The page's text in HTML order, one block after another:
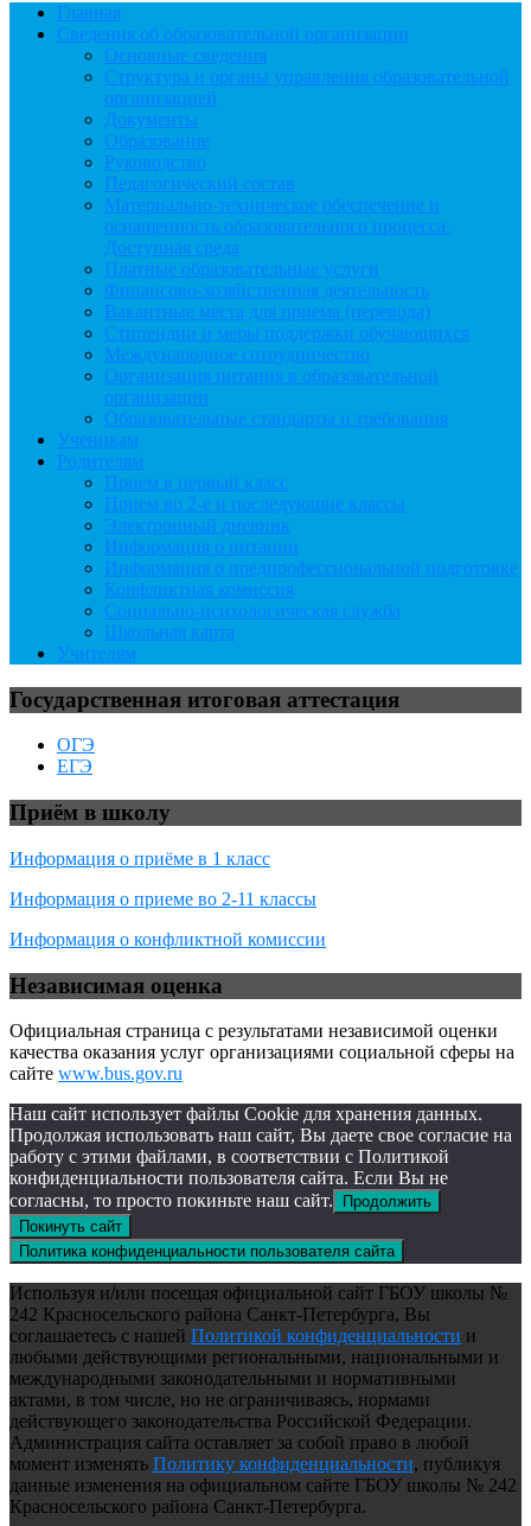
Главная
Сведения об образовательной организации
Основные сведения
Структура и органы управления образовательной
организацией
Документы
Образование
Руководство
Педагогический состав
Материально-техническое обеспечение и
оснащенность образовательного процесса.
Доступная среда
Платные образовательные услуги
Финансово-хозяйственная деятельность
Вакантные места для приема (перевода)
Стипендии и меры поддержки обучающихся
Международное сотрудничество
Организация питания в образовательной
организации
Образовательные стандарты и требования
Ученикам
Родителям
Прием в первый класс
Прием во 2-е и последующие классы
Электронный дневник
Информация о питании
Информация о предпрофессиональной подготовке
Конфликтная комиссия
Социально-психологическая служба
Школьная карта
Учителям
Государственная итоговая аттестация
ОГЭ
ЕГЭ
Приём в школу
Информация о приёме в 1 класс
Информация о приеме во 2-11 классы
Информация о конфликтной комиссии
Независимая оценка
Официальная страница с результатами независимой оценки
качества оказания услуг организациями социальной сферы на
сайте www.bus.gov.ru
Наш сайт использует файлы Cookie для хранения данных.
Продолжая использовать наш сайт, Вы даете свое согласие на
работу с этими файлами, в соответствии с Политикой
конфиденциальности пользователя сайта. Если Вы не
согласны, то просто покиньте наш сайт.
Продолжить
Покинуть сайт
Политика конфиденциальности пользователя сайта
Используя и/или посещая официальной сайт ГБОУ школы №
242 Красносельского района Санкт-Петербурга, Вы
соглашаетесь с нашей Политикой конфиденциальности и
любыми действующими региональными, национальными и
международными законодательными и нормативными
актами, в том числе, но не ограничиваясь, нормами
действующего законодательства Российской Федерации.
Администрация сайта оставляет за собой право в любой
момент изменять Политику конфиденциальности, публикуя
данные изменения на официальном сайте ГБОУ школы № 242
Красносельского района Санкт-Петербурга.